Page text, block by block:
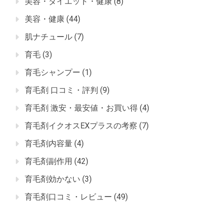
美容・健康 (44)
肌ナチュール (7)
育毛 (3)
育毛シャンプー (1)
育毛剤 口コミ・評判 (9)
育毛剤 激安・最安値・お買い得 (4)
育毛剤イクオスEXプラスの考察 (7)
育毛剤内容量 (4)
育毛剤副作用 (42)
育毛剤効かない (3)
育毛剤口コミ・レビュー (49)